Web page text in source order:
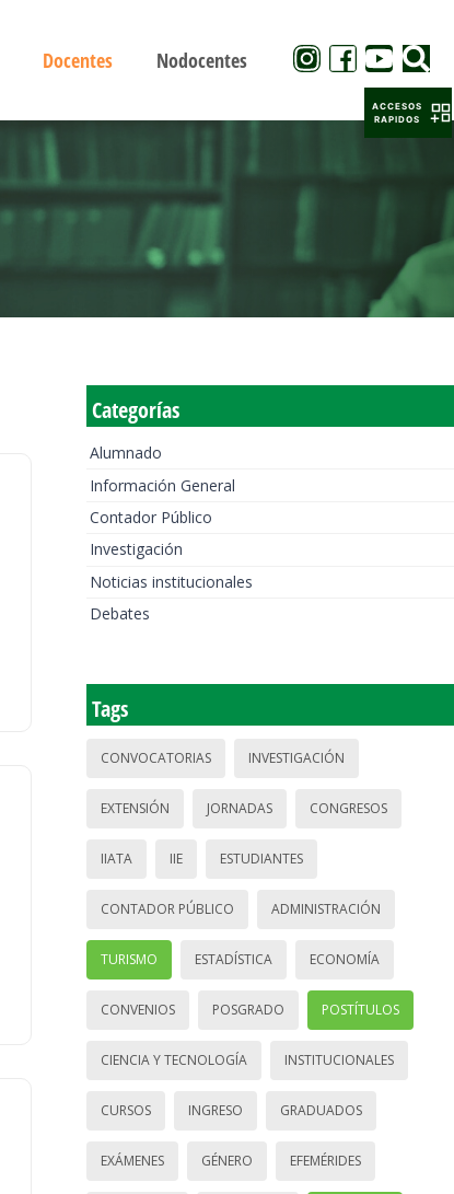
Docentes Nodocentes
Categorías
Alumnado
Información General
Contador Público
Investigación
Noticias institucionales
Debates
Tags
CONVOCATORIAS INVESTIGACIÓN
EXTENSIÓN JORNADAS CONGRESOS
IIATA IIE ESTUDIANTES
CONTADOR PÚBLICO ADMINISTRACIÓN
TURISMO ESTADÍSTICA ECONOMÍA
CONVENIOS POSGRADO POSTÍTULOS
CIENCIA Y TECNOLOGÍA INSTITUCIONALES
CURSOS INGRESO GRADUADOS
EXÁMENES GÉNERO EFEMÉRIDES
ACCESOS
RAPIDOS